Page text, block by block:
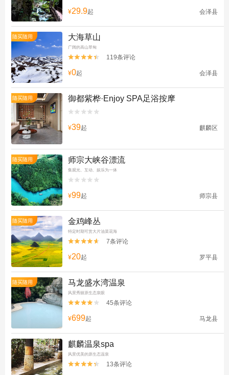
¥29.9起 会泽县
随买随用 大海草山
广阔的高山草甸

 119条评论
¥0起 会泽县
随买随用 御都紫桦·Enjoy SPA足浴按摩


¥39起 麒麟区
随买随用 师宗大峡谷漂流
集观光、互动、娱乐为一体


¥99起 师宗县
随买随用 金鸡峰丛
特定时期可赏大片油菜花海

 7条评论
¥20起 罗平县
随买随用 马龙盛水湾温泉
风景秀丽原生态泉眼

 45条评论
¥699起 马龙县
麒麟温泉spa
风景优美的原生态温泉

 13条评论